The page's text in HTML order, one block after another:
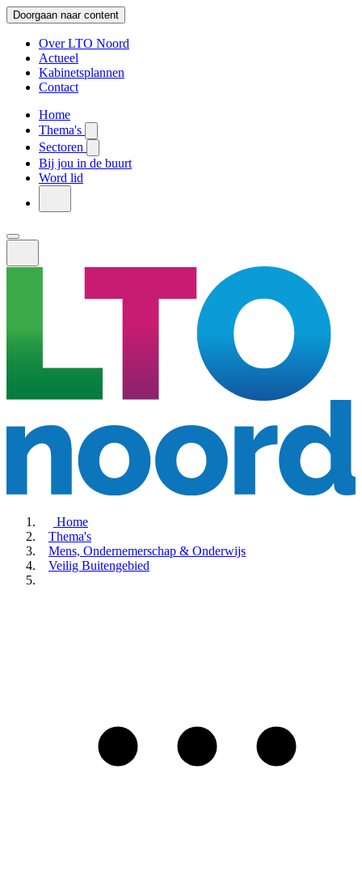
Doorgaan naar content
Over LTO Noord
Actueel
Kabinetsplannen
Contact
Home
Thema's
Sectoren
Bij jou in de buurt
Word lid
Home
Thema's
Mens, Ondernemerschap & Onderwijs
Veilig Buitengebied